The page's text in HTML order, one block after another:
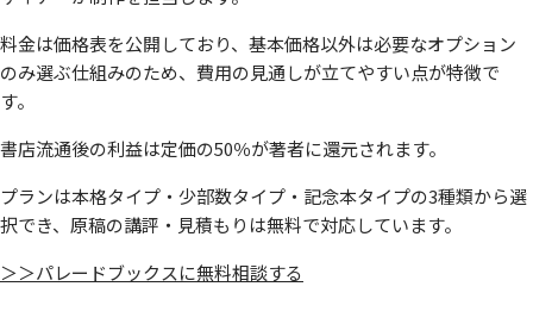
料金は価格表を公開しており、基本価格以外は必要なオプション
のみ選ぶ仕組みのため、費用の見通しが立てやすい点が特徴で
す。
書店流通後の利益は定価の50％が著者に還元されます。
プランは本格タイプ・少部数タイプ・記念本タイプの3種類から選
択でき、原稿の講評・見積もりは無料で対応しています。
＞＞パレードブックスに無料相談する